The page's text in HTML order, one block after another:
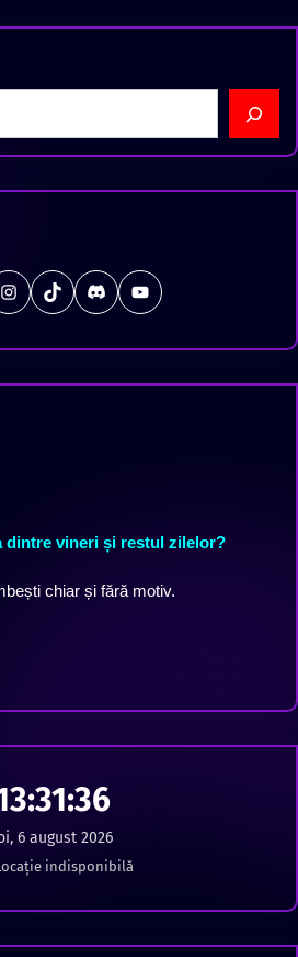
Instagram TikTok Discord Station Offline
dintre vineri și restul zilelor?
chiar și fără motiv.
6 august 2026
indisponibilă